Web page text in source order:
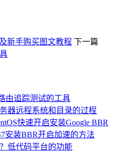
新手购买图文教程 下一篇
由追踪测试的工具
器远程系统和目录的过程
快速开启安装Google BBR
安装BBR开启加速的方法
低代码平台的功能